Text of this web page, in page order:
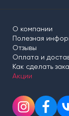
О компании
Полезная
Отзывы
Оплата и
Как сделать
Акции